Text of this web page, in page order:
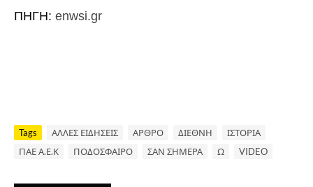
ΠΗΓΗ: enwsi.gr
Tags ΑΛΛΕΣ ΕΙΔΗΣΕΙΣ ΑΡΘΡΟ ΔΙΕΘΝΗ
ΙΣΤΟΡΙΑ
ΠΑΕ Α.Ε.Κ
ΠΟΔΟΣΦΑΙΡΟ ΣΑΝ ΣΗΜΕΡΑ Ω VIDEO